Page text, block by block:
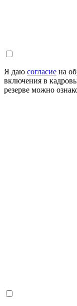
Я даю согласие на
включения в
резерве можно